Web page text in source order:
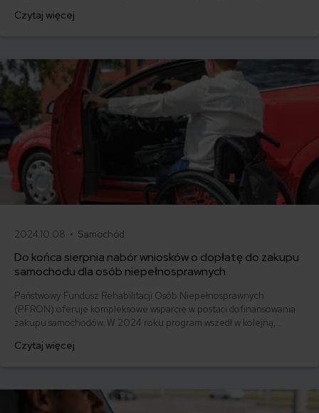
skorzystać z ulgi podatkowej nawet do 1706 zł! Co jeszcze warto
Czytaj więcej
2024.10.08 • Samochód
Do końca sierpnia nabór wniosków o dopłatę do zakupu
samochodu dla osób niepełnosprawnych
Państwowy Fundusz Rehabilitacji Osób Niepełnosprawnych
(PFRON) oferuje kompleksowe wsparcie w postaci dofinansowania
zakupu samochodów. W 2024 roku program wszedł w kolejną,
na dostosowanie auta lub zakup już przystosowanego pojazdu. 1
Czytaj więcej